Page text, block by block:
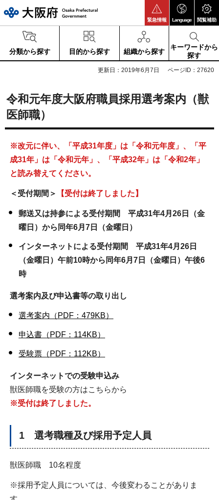
緊急情報 Language 閲覧補助
分類から探す 目的から探す 組織から探す
キーワードから
探す
更新日：2019年6月7日 ページID：27620
令和元年度大阪府職員採用選考案内（獣
医師職）
※改元に伴い、「平成31年度」は「令和元年度」、「平
成31年」は「令和元年」、「平成32年」は「令和2年」
と読み替えてください。
＜受付期間＞ 【受付は終了しました】
郵送又は持参による受付期間 平成31年4月26日（金
曜日）から同年6月7日（金曜日）
インターネットによる受付期間 平成31年4月26日
（金曜日）午前10時から同年6月7日（金曜日）午後6
時
選考案内及び申込書等の取り出し
選考案内（PDF：479KB）
申込書（PDF：114KB）
受験票（PDF：112KB）
インターネットでの受験申込み
獣医師職を受験の方はこちらから
※受付は終了しました。
1 選考職種及び採用予定人員
獣医師職 10名程度
※採用予定人員については、今後変わることがありま